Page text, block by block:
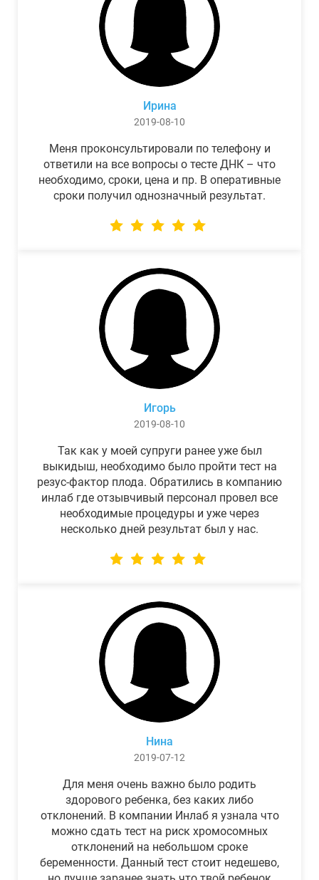
Ирина
2019-08-10
Меня проконсультировали по телефону и
ответили на все вопросы о тесте ДНК – что
необходимо, сроки, цена и пр. В оперативные
сроки получил однозначный результат.
Игорь
2019-08-10
Так как у моей супруги ранее уже был
выкидыш, необходимо было пройти тест на
резус-фактор плода. Обратились в компанию
инлаб где отзывчивый персонал провел все
необходимые процедуры и уже через
несколько дней результат был у нас.
Нина
2019-07-12
Для меня очень важно было родить
здорового ребенка, без каких либо
отклонений. В компании Инлаб я узнала что
можно сдать тест на риск хромосомных
отклонений на небольшом сроке
беременности. Данный тест стоит недешево,